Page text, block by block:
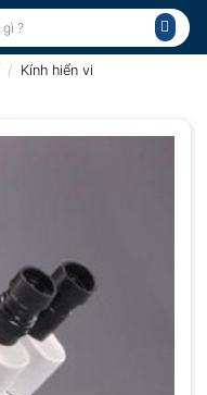
/ Kính hiển vi